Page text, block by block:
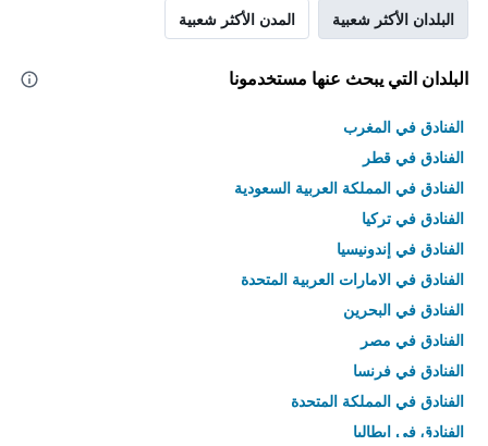
البلدان الأكثر شعبية المدن الأكثر شعبية
البلدان التي يبحث عنها مستخدمونا
الفنادق في المغرب
الفنادق في قطر
الفنادق في المملكة العربية السعودية
الفنادق في تركيا
الفنادق في إندونيسيا
الفنادق في الامارات العربية المتحدة
الفنادق في البحرين
الفنادق في مصر
الفنادق في فرنسا
الفنادق في المملكة المتحدة
الفنادق في إيطاليا